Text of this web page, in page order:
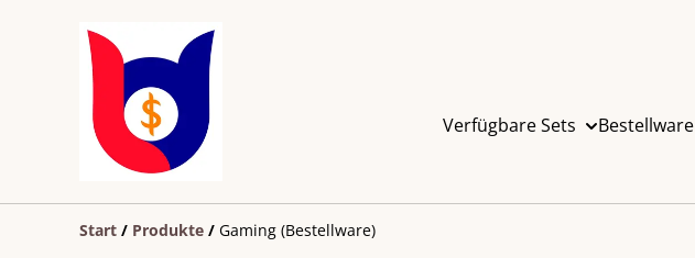
Verfügbare Sets
Bestellware
Start / Produkte / Gaming (Bestellware)